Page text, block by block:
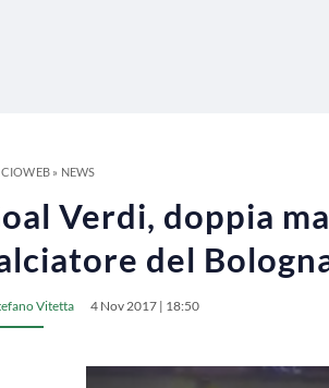
» NEWS
Verdi, doppia
del
Vitetta 4 Nov 2017 | 18:50